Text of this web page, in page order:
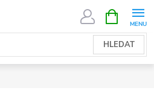
HLEDAT
NÁKUPNÍ
KOŠÍK